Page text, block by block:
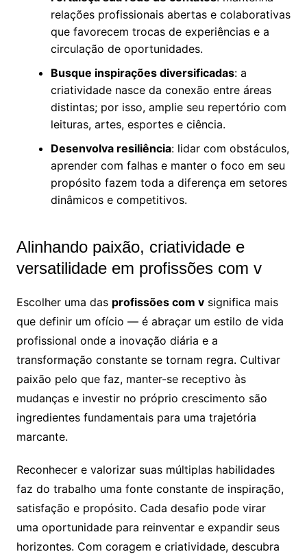
relações profissionais abertas e colaborativas
que favorecem trocas de experiências e a
circulação de oportunidades.
Busque inspirações diversificadas: a
criatividade nasce da conexão entre áreas
distintas; por isso, amplie seu repertório com
leituras, artes, esportes e ciência.
Desenvolva resiliência: lidar com obstáculos,
aprender com falhas e manter o foco em seu
propósito fazem toda a diferença em setores
dinâmicos e competitivos.
Alinhando paixão, criatividade e
versatilidade em profissões com v
Escolher uma das profissões com vsignifica mais
que definir um ofício — é abraçar um estilo de vida
profissional onde a inovação diária e a
transformação constante se tornam regra. Cultivar
paixão pelo que faz, manter-se receptivo às
mudanças e investir no próprio crescimento são
ingredientes fundamentais para uma trajetória
marcante.
Reconhecer e valorizar suas múltiplas habilidades
faz do trabalho uma fonte constante de inspiração,
satisfação e propósito. Cada desafio pode virar
uma oportunidade para reinventar e expandir seus
horizontes. Com coragem e criatividade, descubra